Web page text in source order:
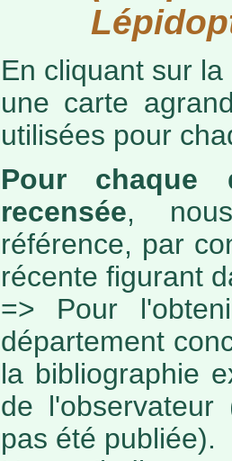
En cliquant sur
une carte
utilisées pour
Pour chaque
recensée,
référence, par
récente figurant
=> Pour
département
la bibliographie
de
pas été publiée).